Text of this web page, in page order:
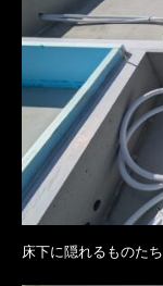
床下に隠れるものたち